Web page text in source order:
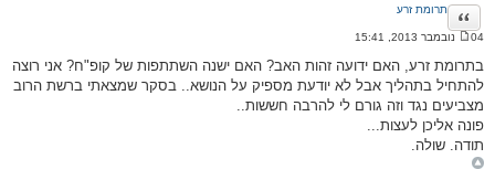
תרומת זרע ציטוט
ו
ד
ע
ה
04 נובמבר 2013, 15:41
בתרומת זרע, האם ידועה זהות האב? האם ישנה השתתפות של קופ"ח? אני רוצה
להתחיל בתהליך אבל לא יודעת מספיק על הנושא.. בסקר שמצאתי ברשת הרוב
מצביעים נגד וזה גורם לי להרבה חששות..
פונה אליכן לעצות...
תודה. שולה.